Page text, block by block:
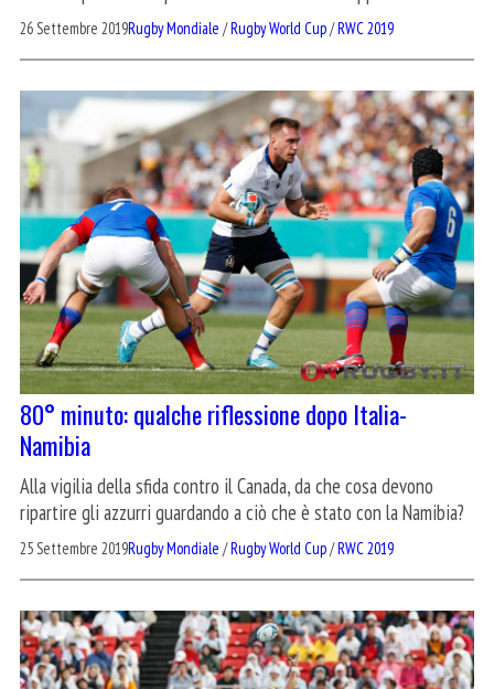
26 Settembre 2019Rugby Mondiale /Rugby World Cup/RWC 2019
80° minuto: qualche riflessione dopo Italia-
Namibia
Alla vigilia della sfida contro il Canada, da che cosa devono
ripartire gli azzurri guardando a ciò che è stato con la Namibia?
25 Settembre 2019Rugby Mondiale /Rugby World Cup/RWC 2019